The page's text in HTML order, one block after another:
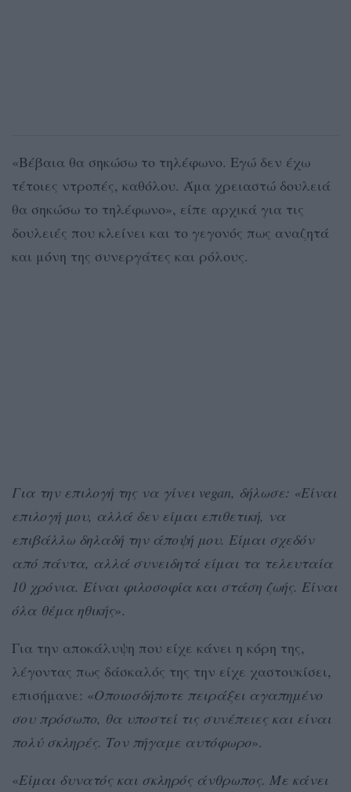
«Βέβαια θα σηκώσω το τηλέφωνο. Εγώ δεν έχω
τέτοιες ντροπές, καθόλου. Άμα χρειαστώ δουλειά
θα σηκώσω το τηλέφωνο», είπε αρχικά για τις
δουλειές που κλείνει και το γεγονός πως αναζητά
και μόνη της συνεργάτες και ρόλους.
Για την επιλογή της να γίνει vegan, δήλωσε: «Είναι
επιλογή μου, αλλά δεν είμαι επιθετική, να
επιβάλλω δηλαδή την άποψή μου. Είμαι σχεδόν
από πάντα, αλλά συνειδητά είμαι τα τελευταία
10 χρόνια. Είναι φιλοσοφία και στάση ζωής. Είναι
όλα θέμα ηθικής».
Για την αποκάλυψη που είχε κάνει η κόρη της,
λέγοντας πως δάσκαλός της την είχε χαστουκίσει,
επισήμανε: «Οποιοσδήποτε πειράξει αγαπημένο
σου πρόσωπο, θα υποστεί τις συνέπειες και είναι
πολύ σκληρές. Τον πήγαμε αυτόφωρο».
«Είμαι δυνατός και σκληρός άνθρωπος. Με κάνει